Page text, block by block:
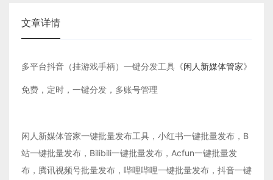
文章详情
多平台抖音（挂游戏手柄）一键分发工具《闲人新媒体管家》
免费，定时，一键分发，多账号管理
闲人新媒体管家一键批量发布工具，小红书一键批量发布，B
站一键批量发布，Bilibili一键批量发布，Acfun一键批量发
布，腾讯视频号批量发布，哔哩哔哩一键批量发布，抖音一键